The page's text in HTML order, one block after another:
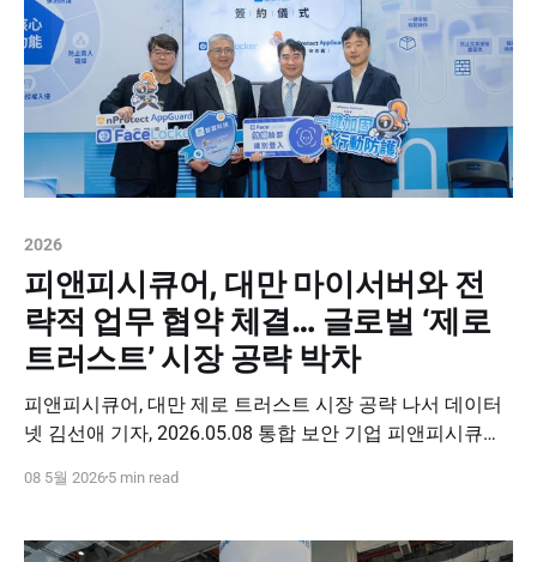
2026
피앤피시큐어, 대만 마이서버와 전
략적 업무 협약 체결… 글로벌 ‘제로
트러스트’ 시장 공략 박차
피앤피시큐어, 대만 제로 트러스트 시장 공략 나서 데이터
넷 김선애 기자, 2026.05.08 통합 보안 기업 피앤피시큐어
내셔널(Myserver International)과 전략적 업무협약(MOU)
혔다. 피앤피시큐어는 대만에서 개인정보보호법(PDPA),
08 5월 2026 5 min read